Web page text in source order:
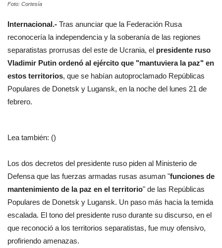
Foto: Cortesía
Internacional.- Tras anunciar que la Federación Rusa
reconocería la independencia y la soberanía de las regiones
separatistas prorrusas del este de Ucrania, el presidente ruso
Vladimir Putin ordenó al ejército que "mantuviera la paz" en
estos territorios, que se habían autoproclamado Repúblicas
Populares de Donetsk y Lugansk, en la noche del lunes 21 de
febrero.
Lea también: ()
Los dos decretos del presidente ruso piden al Ministerio de
Defensa que las fuerzas armadas rusas asuman "funciones de
mantenimiento de la paz en el territorio" de las Repúblicas
Populares de Donetsk y Lugansk. Un paso más hacia la temida
escalada. El tono del presidente ruso durante su discurso, en el
que reconoció a los territorios separatistas, fue muy ofensivo,
profiriendo amenazas.